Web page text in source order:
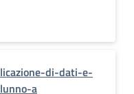
di-dati-e-
a